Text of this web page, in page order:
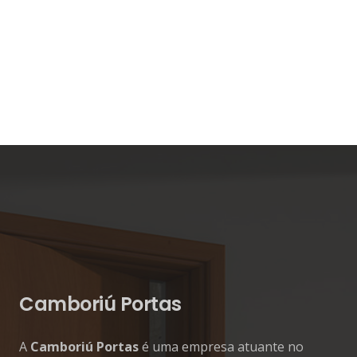
Camboriú Portas
A Camboriú Portasé uma empresa atuante no